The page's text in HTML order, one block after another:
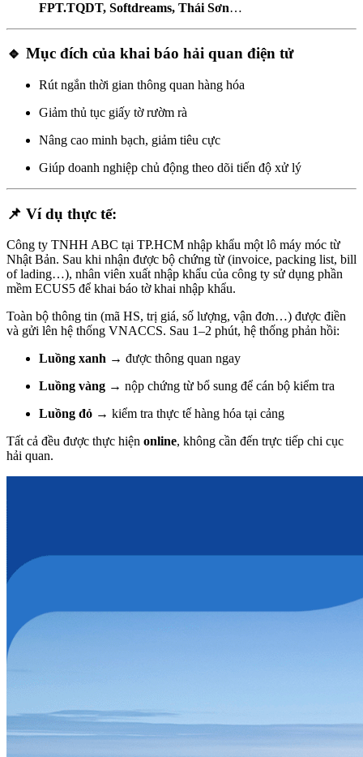
FPT.TQDT, Softdreams, Thái Sơn…
🔹 Mục đích của khai báo hải quan điện tử
Rút ngắn thời gian thông quan hàng hóa
Giảm thủ tục giấy tờ rườm rà
Nâng cao minh bạch, giảm tiêu cực
Giúp doanh nghiệp chủ động theo dõi tiến độ xử lý
📌 Ví dụ thực tế:
Công ty TNHH ABC tại TP.HCM nhập khẩu một lô máy móc từ
Nhật Bản. Sau khi nhận được bộ chứng từ (invoice, packing list, bill
of lading…), nhân viên xuất nhập khẩu của công ty sử dụng phần
mềm ECUS5 để khai báo tờ khai nhập khẩu.
Toàn bộ thông tin (mã HS, trị giá, số lượng, vận đơn…) được điền
và gửi lên hệ thống VNACCS. Sau 1–2 phút, hệ thống phản hồi:
Luồng xanh → được thông quan ngay
Luồng vàng → nộp chứng từ bổ sung để cán bộ kiểm tra
Luồng đỏ → kiểm tra thực tế hàng hóa tại cảng
Tất cả đều được thực hiện online, không cần đến trực tiếp chi cục
hải quan.